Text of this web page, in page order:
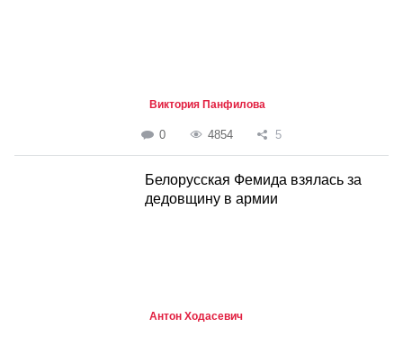
Виктория Панфилова
0 4854 5
Белорусская Фемида взялась за
дедовщину в армии
Антон Ходасевич